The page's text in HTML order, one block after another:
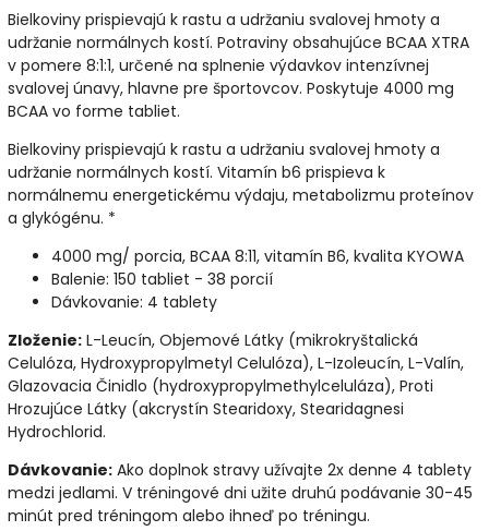
Bielkoviny prispievajú k rastu a udržaniu svalovej hmoty a
udržanie normálnych kostí. Potraviny obsahujúce BCAA XTRA
v pomere 8:1:1, určené na splnenie výdavkov intenzívnej
svalovej únavy, hlavne pre športovcov. Poskytuje 4000 mg
BCAA vo forme tabliet.
Bielkoviny prispievajú k rastu a udržaniu svalovej hmoty a
udržanie normálnych kostí. Vitamín b6 prispieva k
normálnemu energetickému výdaju, metabolizmu proteínov
a glykógénu. *
4000 mg/ porcia, BCAA 8:11, vitamín B6, kvalita KYOWA
Balenie: 150 tabliet - 38 porcií
Dávkovanie: 4 tablety
Zloženie: L-Leucín, Objemové Látky (mikrokryštalická
Celulóza, Hydroxypropylmetyl Celulóza), L-Izoleucín, L-Valín,
Glazovacia Činidlo (hydroxypropylmethylceluláza), Proti
Hrozujúce Látky (akcrystín Stearidoxy, Stearidagnesi
Hydrochlorid.
Dávkovanie: Ako doplnok stravy užívajte 2x denne 4 tablety
medzi jedlami. V tréningové dni užite druhú podávanie 30-45
minút pred tréningom alebo ihneď po tréningu.